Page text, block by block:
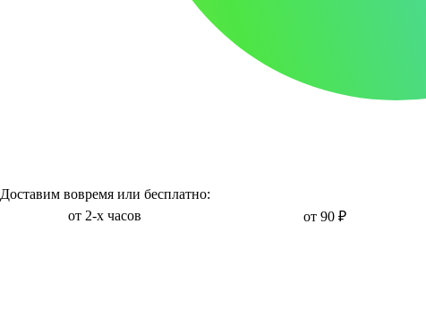
Доставим вовремя или бесплатно:
от 2-х часов от 90 ₽